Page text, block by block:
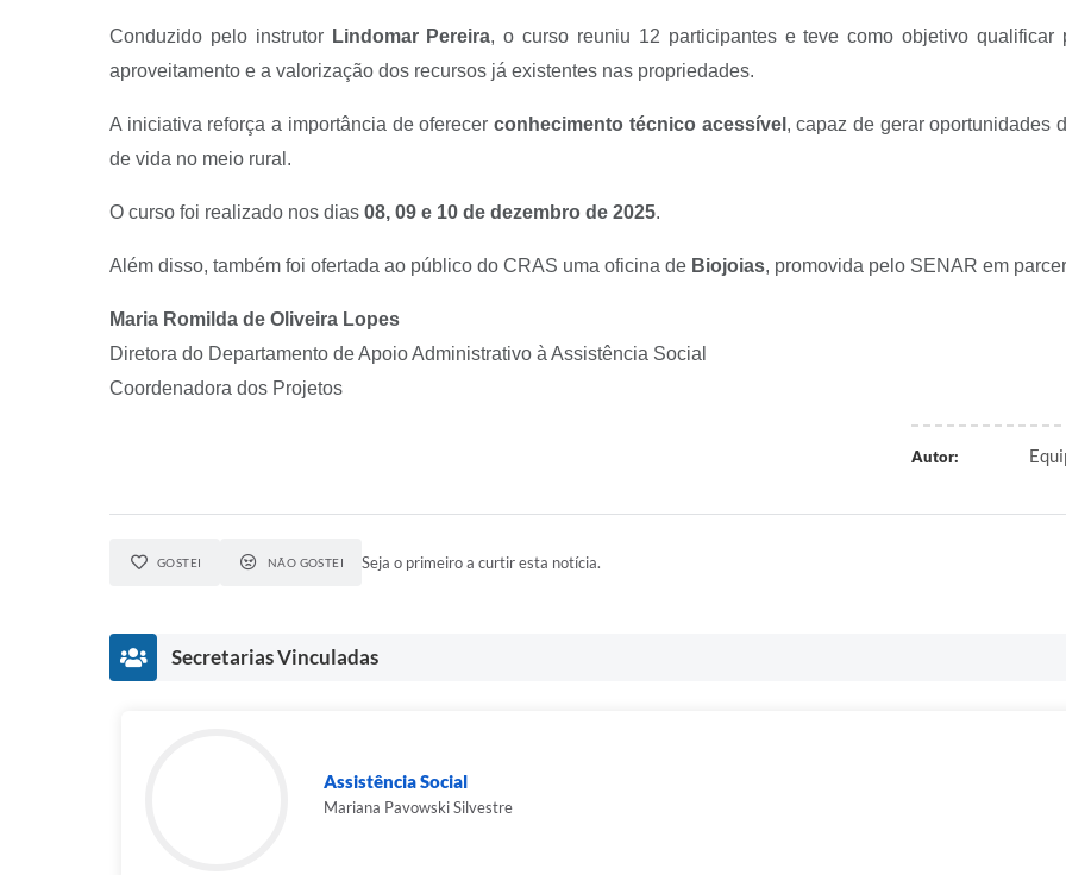
Conduzido pelo instrutor Lindomar Pereira, o curso reuniu 12 participantes e teve como objetivo
aproveitamento e a valorização dos recursos já existentes nas propriedades.
A iniciativa reforça a importância de oferecerconhecimento técnico acessível , capaz de gerar oportunidades
de vida no meio rural.
O curso foi realizado nos dias 08, 09 e 10 de dezembro de 2025.
Além disso, também foi ofertada ao público do CRAS uma oficina de Biojoias, promovida pelo SENAR em
Maria Romilda de Oliveira Lopes
Diretora do Departamento de Apoio Administrativo à Assistência Social
Coordenadora dos Projetos
Autor:
GOSTEI NÃO GOSTEI Seja o primeiro a curtir esta notícia.
Secretarias Vinculadas
Assistência Social
Mariana Pavowski Silvestre